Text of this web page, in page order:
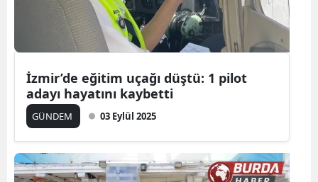
İzmir’de eğitim uçağı düştü: 1 pilot
adayı hayatını kaybetti
GÜNDEM 03 Eylül 2025